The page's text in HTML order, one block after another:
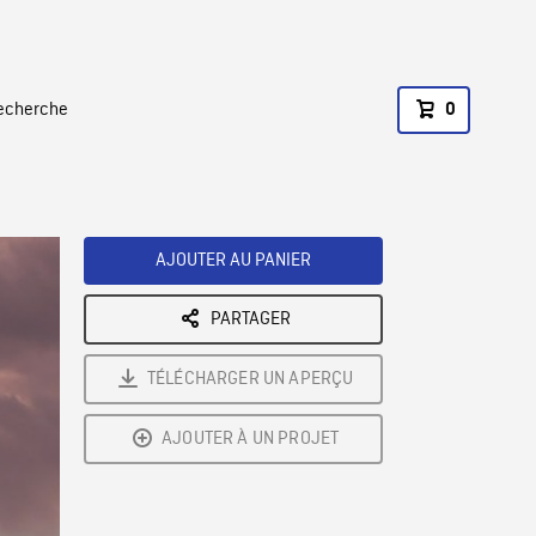
0
AJOUTER AU PANIER
PARTAGER
TÉLÉCHARGER UN APERÇU
AJOUTER À UN PROJET